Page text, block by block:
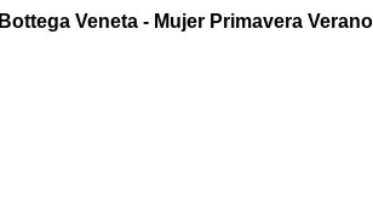
Bottega Veneta - Mujer Primavera